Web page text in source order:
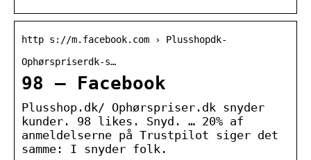
http s://m.facebook.com › Plusshopdk-
Ophørspriserdk-s…
98 – Facebook
Plusshop.dk/ Ophørspriser.dk snyder
kunder. 98 likes. Snyd. … 20% af
anmeldelserne på Trustpilot siger det
samme: I snyder folk.